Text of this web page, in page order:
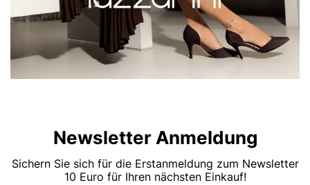
Newsletter Anmeldung
Sichern Sie sich für die Erstanmeldung zum Newsletter
10 Euro für Ihren nächsten Einkauf!